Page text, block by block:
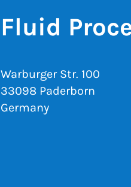
Fluid
Warburger Str. 100
33098 Paderborn
Germany